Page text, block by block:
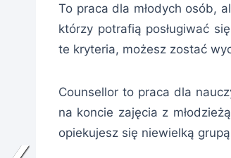
To praca dla młodych osób,
którzy potrafią posługiwać
te kryteria, możesz zostać
Counsellor to praca dla
na koncie zajęcia z
opiekujesz się niewielką